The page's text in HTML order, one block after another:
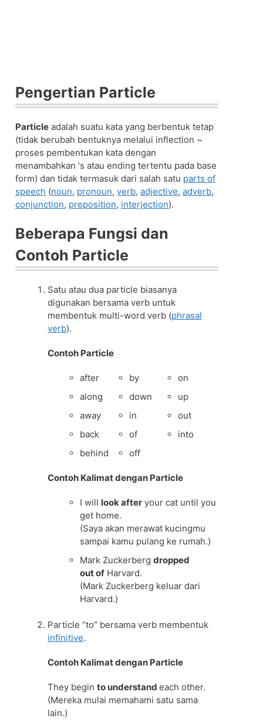
Pengertian Particle
Particle adalah suatu kata yang berbentuk tetap
(tidak berubah bentuknya melalui inflection ~
proses pembentukan kata dengan
menambahkan ‘s atau ending tertentu pada base
form) dan tidak termasuk dari salah satu parts of
speech (noun, pronoun, verb, adjective, adverb,
conjunction, preposition, interjection).
Beberapa Fungsi dan
Contoh Particle
Satu atau dua particle biasanya
digunakan bersama verb untuk
membentuk multi-word verb (phrasal
verb).
Contoh Particle
after
along
away
back
behind
by
down
in
of
off
on
up
out
into
Contoh Kalimat dengan Particle
I will look after your cat until you
get home.
(Saya akan merawat kucingmu
sampai kamu pulang ke rumah.)
Mark Zuckerberg dropped
out of Harvard.
(Mark Zuckerberg keluar dari
Harvard.)
Particle “to” bersama verb membentuk
infinitive.
Contoh Kalimat dengan Particle
They begin to understand each other.
(Mereka mulai memahami satu sama
lain.)